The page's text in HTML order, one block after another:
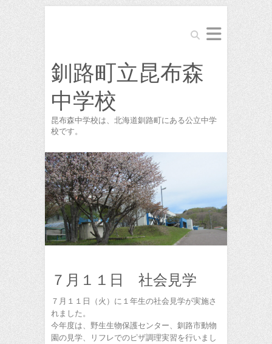
Search
釧路町立昆布森
中学校
昆布森中学校は、北海道釧路町にある公立中学
校です。
７月１１日 社会見学
７月１１日（火）に１年生の社会見学が実施さ
れました。
今年度は、野生生物保護センター、釧路市動物
園の見学、リフレでのピザ調理実習を行いまし